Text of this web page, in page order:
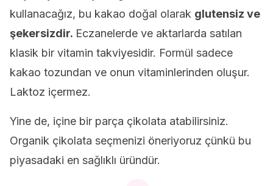
kullanacağız, bu kakao doğal olarak glutensiz ve
şekersizdir. Eczanelerde ve aktarlarda satılan
klasik bir vitamin takviyesidir. Formül sadece
kakao tozundan ve onun vitaminlerinden oluşur.
Laktoz içermez.
Yine de, içine bir parça çikolata atabilirsiniz.
Organik çikolata seçmenizi öneriyoruz çünkü bu
piyasadaki en sağlıklı üründür.